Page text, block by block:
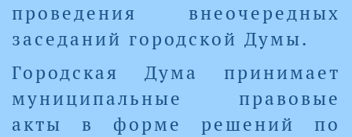
проведения внеочередных
заседаний городской Думы.
Городская Дума принимает
муниципальные правовые
акты в форме решений по